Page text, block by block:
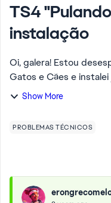
TS4
instalação
Oi, galera! Estou desesperada! No dia 10 baixei o TS4
Gatos e Cães e
que teve do TS. Mas
Show More
PROBLEMAS TÉCNICOS